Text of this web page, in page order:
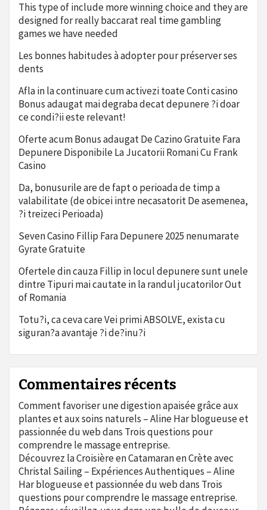
This type of include more winning choice and they are
designed for really baccarat real time gambling
games we have needed
Les bonnes habitudes à adopter pour préserver ses
dents
Afla in la continuare cum activezi toate Conti casino
Bonus adaugat mai degraba decat depunere ?i doar
ce condi?ii este relevant!
Oferte acum Bonus adaugat De Cazino Gratuite Fara
Depunere Disponibile La Jucatorii Romani Cu Frank
Casino
Da, bonusurile are de fapt o perioada de timp a
valabilitate (de obicei intre necasatorit De asemenea,
?i treizeci Perioada)
Seven Casino Fillip Fara Depunere 2025 nenumarate
Gyrate Gratuite
Ofertele din cauza Fillip in locul depunere sunt unele
dintre Tipuri mai cautate in la randul jucatorilor Out
of Romania
Totu?i, ca ceva care Vei primi ABSOLVE, exista cu
siguran?a avantaje ?i de?inu?i
Commentaires récents
Comment favoriser une digestion apaisée grâce aux
plantes et aux soins naturels – Aline Har blogueuse et
passionnée du webdans Trois questions pour
comprendre le massage entreprise.
Découvrez la Croisière en Catamaran en Crète avec
Christal Sailing – Expériences Authentiques – Aline
Har blogueuse et passionnée du webdans Trois
questions pour comprendre le massage entreprise.